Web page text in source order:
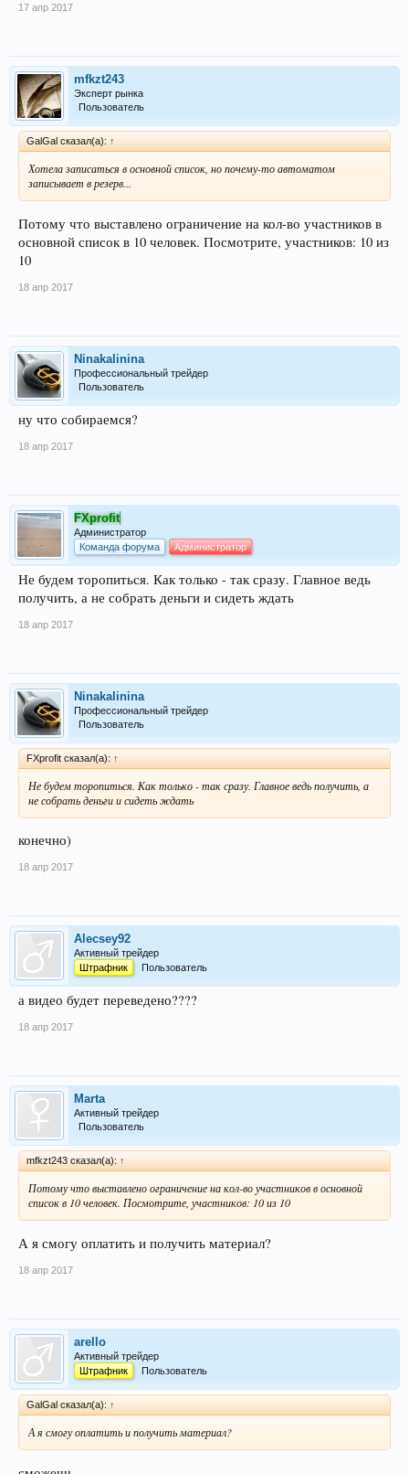
17 апр 2017
mfkzt243
Эксперт рынка
Пользователь
GalGal сказал(а): ↑
Хотела записаться в основной список, но почему-то автоматом
записывает в резерв...
Потому что выставлено ограничение на кол-во участников в
основной список в 10 человек. Посмотрите, участников: 10 из
10
18 апр 2017
Ninakalinina
Профессиональный трейдер
Пользователь
ну что собираемся?
18 апр 2017
FXprofit
Администратор
Команда форума
Администратор
Не будем торопиться. Как только - так сразу. Главное ведь
получить, а не собрать деньги и сидеть ждать
18 апр 2017
Ninakalinina
Профессиональный трейдер
Пользователь
FXprofit сказал(а): ↑
Не будем торопиться. Как только - так сразу. Главное ведь получить, а
не собрать деньги и сидеть ждать
конечно)
18 апр 2017
Alecsey92
Активный трейдер
Штрафник
Пользователь
а видео будет переведено????
18 апр 2017
Marta
Активный трейдер
Пользователь
mfkzt243 сказал(а): ↑
Потому что выставлено ограничение на кол-во участников в основной
список в 10 человек. Посмотрите, участников: 10 из 10
А я смогу оплатить и получить материал?
18 апр 2017
arello
Активный трейдер
Штрафник
Пользователь
GalGal сказал(а): ↑
А я смогу оплатить и получить материал?